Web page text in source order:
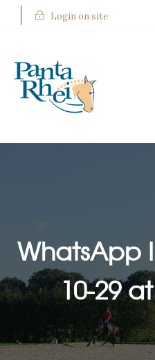
Login on site
WhatsApp
10-29